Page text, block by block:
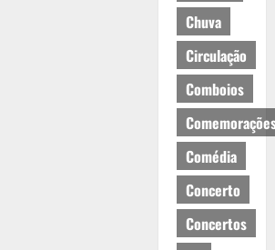
Chuva
Circulação
Comboios
Comédia
Concerto
Concertos